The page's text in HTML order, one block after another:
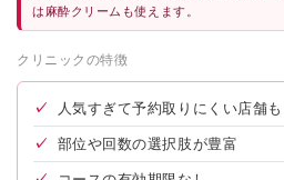
は麻酔クリームも使えます。
クリニックの特徴
✓ 人気すぎて予約取りにくい店舗も
✓ 部位や回数の選択肢が豊富